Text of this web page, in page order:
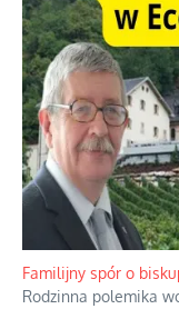
Ciemna strona
Historia jest
że będziemy coś
powstania nie